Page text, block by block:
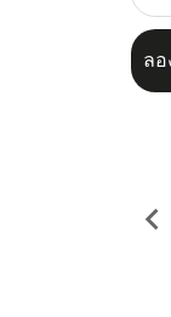
ล
chevron_left